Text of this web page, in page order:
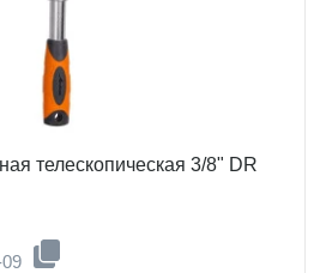
телескопическая 3/8" DR